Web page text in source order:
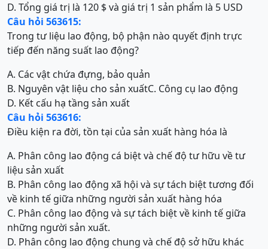
D. Tổng giá trị là 120 $và giá trị 1 sản phẩm là 5 USD
Câu hỏi 563615:
Trong tư liệu lao động, bộ phận nào quyết định trực
tiếp đến năng suất lao động?
A. Các vật chứa đựng, bảo quản
B. Nguyên vật liệu cho sản xuấtC. Công cụ lao động
D. Kết cấu hạ tầng sản xuất
Câu hỏi 563616:
Điều kiện ra đời, tồn tại của sản xuất hàng hóa là
A. Phân công lao động cá biệt và chế độ tư hữu về tư
liệu sản xuất
B. Phân công lao động xã hội và sự tách biệt tương đối
về kinh tế giữa những người sản xuất hàng hóa
C. Phân công lao động và sự tách biệt về kinh tế giữa
những người sản xuất.
D. Phân công lao động chung và chế độ sở hữu khác